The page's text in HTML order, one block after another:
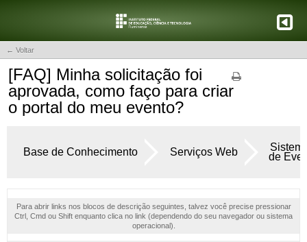
← Voltar
[FAQ] Minha solicitação foi
aprovada, como faço para criar
o portal do meu evento?
Base de Conhecimento Serviços Web
de
Para abrir links nos blocos de descrição seguintes, talvez você precise pressionar
Ctrl, Cmd ou Shift enquanto clica no link (dependendo do seu navegador ou sistema
operacional).